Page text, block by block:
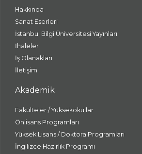
Hakkında
Sanat Eserleri
İstanbul Bilgi Üniversitesi Yayınları
İhaleler
İş Olanakları
İletişim
Akademik
Fakülteler / Yüksekokullar
Önlisans Programları
Yüksek Lisans / Doktora Programları
İngilizce Hazırlık Programı